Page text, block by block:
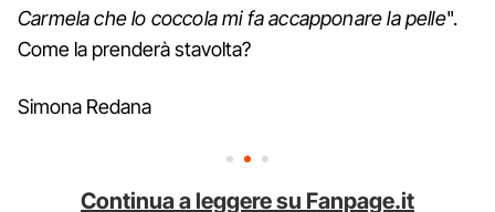
Carmela che lo coccola mi fa accapponare la pelle".
Come la prenderà stavolta?
Simona Redana
Continua a leggere su Fanpage.it